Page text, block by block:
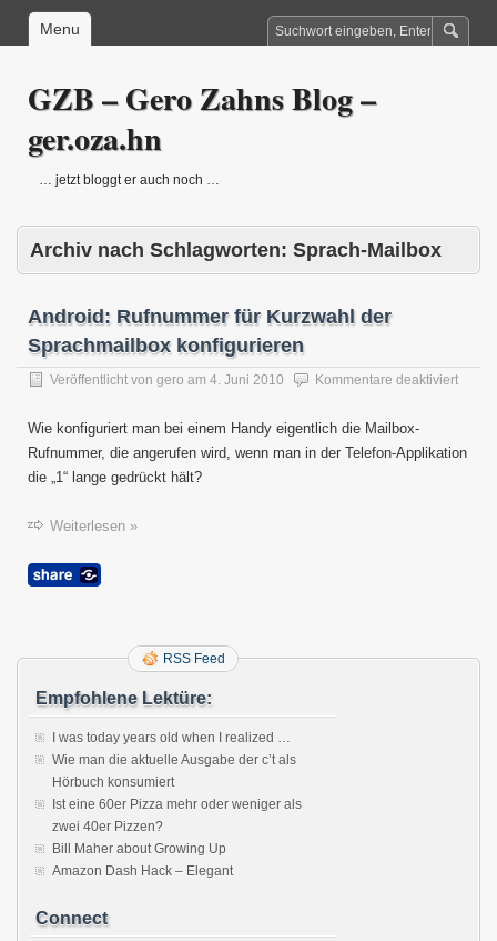
Menu
GZB – Gero Zahns Blog –
ger.oza.hn
… jetzt bloggt er auch noch …
Archiv nach Schlagworten: Sprach-Mailbox
Android: Rufnummer für Kurzwahl der
Sprachmailbox konfigurieren
Veröffentlicht von gero am 4. Juni 2010 Kommentare deaktiviertfür
Wie konfiguriert man bei einem Handy eigentlich die Mailbox-
Rufnummer, die angerufen wird, wenn man in der Telefon-Applikation
die „1“ lange gedrückt hält?
Weiterlesen »
RSS Feed
Empfohlene Lektüre:
I was today years old when I realized …
Wie man die aktuelle Ausgabe der c’t als
Hörbuch konsumiert
Ist eine 60er Pizza mehr oder weniger als
zwei 40er Pizzen?
Bill Maher about Growing Up
Amazon Dash Hack – Elegant
Connect